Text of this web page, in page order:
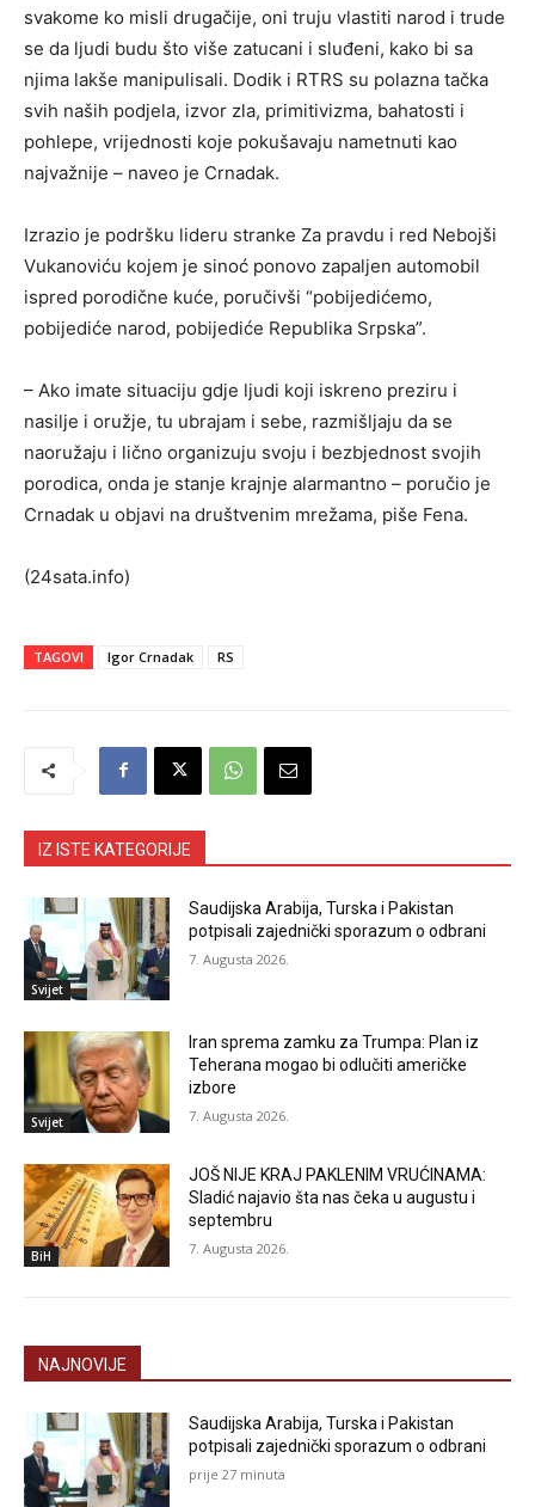
svakome ko misli drugačije, oni truju vlastiti narod i trude
se da ljudi budu što više zatucani i sluđeni, kako bi sa
njima lakše manipulisali. Dodik i RTRS su polazna tačka
svih naših podjela, izvor zla, primitivizma, bahatosti i
pohlepe, vrijednosti koje pokušavaju nametnuti kao
najvažnije – naveo je Crnadak.
Izrazio je podršku lideru stranke Za pravdu i red Nebojši
Vukanoviću kojem je sinoć ponovo zapaljen automobil
ispred porodične kuće, poručivši “pobijedićemo,
pobijediće narod, pobijediće Republika Srpska”.
– Ako imate situaciju gdje ljudi koji iskreno preziru i
nasilje i oružje, tu ubrajam i sebe, razmišljaju da se
naoružaju i lično organizuju svoju i bezbjednost svojih
porodica, onda je stanje krajnje alarmantno – poručio je
Crnadak u objavi na društvenim mrežama, piše Fena.
(24sata.info)
TAGOVI Igor Crnadak RS
IZ ISTE KATEGORIJE
Svijet
Saudijska Arabija, Turska i Pakistan
potpisali zajednički sporazum o odbrani
7. Augusta 2026.
Svijet
Iran sprema zamku za Trumpa: Plan iz
Teherana mogao bi odlučiti američke
izbore
7. Augusta 2026.
BiH
JOŠ NIJE KRAJ PAKLENIM VRUĆINAMA:
Sladić najavio šta nas čeka u augustu i
septembru
7. Augusta 2026.
NAJNOVIJE
Saudijska Arabija, Turska i Pakistan
potpisali zajednički sporazum o odbrani
prije 27 minuta